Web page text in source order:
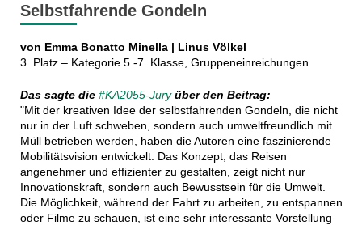
Selbstfahrende Gondeln
von Emma Bonatto Minella | Linus Völkel
3. Platz – Kategorie 5.-7. Klasse, Gruppeneinreichungen
Das sagte die #KA2055-Juryüber den Beitrag:
"Mit der kreativen Idee der selbstfahrenden Gondeln, die nicht
nur in der Luft schweben, sondern auch umweltfreundlich mit
Müll betrieben werden, haben die Autoren eine faszinierende
Mobilitätsvision entwickelt. Das Konzept, das Reisen
angenehmer und effizienter zu gestalten, zeigt nicht nur
Innovationskraft, sondern auch Bewusstsein für die Umwelt.
Die Möglichkeit, während der Fahrt zu arbeiten, zu entspannen
oder Filme zu schauen, ist eine sehr interessante Vorstellung